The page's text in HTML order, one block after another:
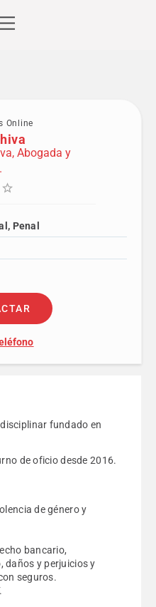
Online
Abogada y
Penal
fundado en
de oficio desde 2016.
de género y
bancario,
daños y perjuicios y
seguros.